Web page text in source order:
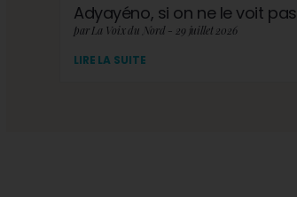
Adyayéno, si on ne le voit pas
par La Voix du Nord - 29 juillet 2026
LIRE LA SUITE